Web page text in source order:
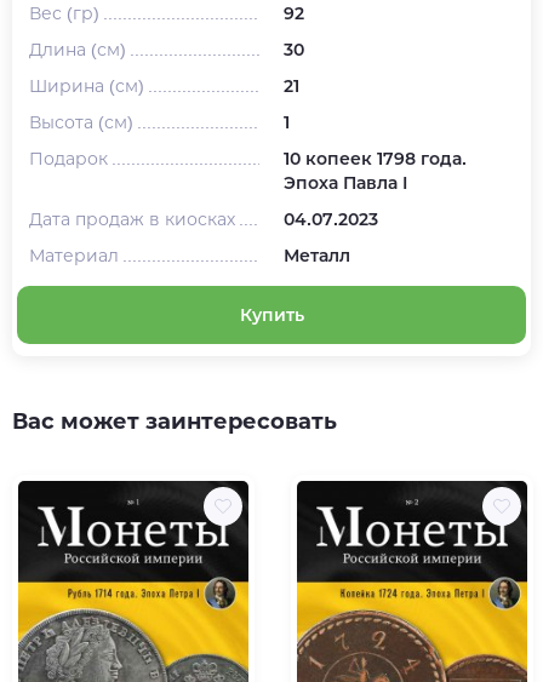
Вес (гр)
92
Длина (см)
30
Ширина (см)
21
Высота (см)
1
Подарок
10 копеек 1798 года.
Эпоха Павла I
Дата продаж в киосках
04.07.2023
Материал
Металл
Купить
Вас может заинтересовать